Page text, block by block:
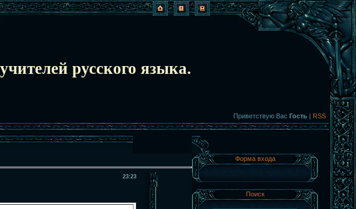
русского языка.
Приветствую Вас Гость | RSS
23:23
Форма входа
Поиск